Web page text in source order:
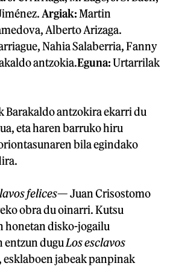
Argiak:Martin
Alberto Arizaga.
Nahia Salaberria, Fanny
antzokia.Eguna:Urtarrilak
Barakaldo antzokira ekarri du
eta haren barruko hiru
bila egindako
felices— Juan Crisostomo
obra du oinarri. Kutsu
honetan disko-jogailu
entzun dugu Los esclavos
esklaboen jabeak panpinak